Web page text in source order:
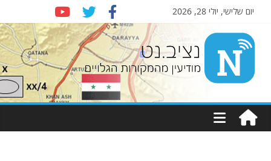
יום שלישי, יולי 28, 2026
Nziv.net
מודיעין
מהמקורות